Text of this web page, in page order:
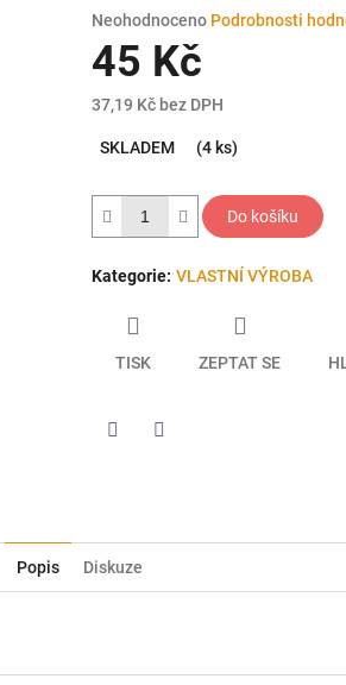
Průměrné
hodnocení
produktu
0,0
Neohodnoceno Podrobnosti
45 Kč
37,19 Kč bez DPH
cena:
SKLADEM (4 ks)
Do košíku
Kategorie: VLASTNÍ VÝROBA
TISK ZEPTAT SE
Popis Diskuze